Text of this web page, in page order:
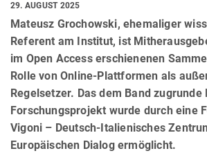
29. AUGUST 2025
Mateusz Grochowski, ehemaliger
Referent am Institut, ist
im Open Access erschienenen
Rolle von Online-Plattformen als
Regelsetzer. Das dem Band zugrunde
Forschungsprojekt wurde durch eine
Vigoni – Deutsch-Italienisches
Europäischen Dialog ermöglicht.